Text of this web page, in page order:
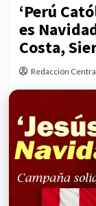
‘Perú
es
Costa,
Redacción